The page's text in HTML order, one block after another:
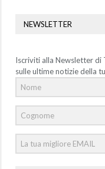
NEWSLETTER
Iscriviti alla Newsletter di
sulle ultime notizie della